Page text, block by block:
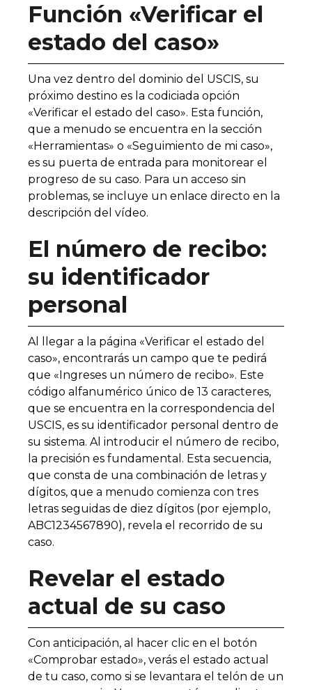
Función «Verificar el
estado del caso»
Una vez dentro del dominio del USCIS, su
próximo destino es la codiciada opción
«Verificar el estado del caso». Esta función,
que a menudo se encuentra en la sección
«Herramientas» o «Seguimiento de mi caso»,
es su puerta de entrada para monitorear el
progreso de su caso. Para un acceso sin
problemas, se incluye un enlace directo en la
descripción del vídeo.
El número de recibo:
su identificador
personal
Al llegar a la página «Verificar el estado del
caso», encontrarás un campo que te pedirá
que «Ingreses un número de recibo». Este
código alfanumérico único de 13 caracteres,
que se encuentra en la correspondencia del
USCIS, es su identificador personal dentro de
su sistema. Al introducir el número de recibo,
la precisión es fundamental. Esta secuencia,
que consta de una combinación de letras y
dígitos, que a menudo comienza con tres
letras seguidas de diez dígitos (por ejemplo,
ABC1234567890), revela el recorrido de su
caso.
Revelar el estado
actual de su caso
Con anticipación, al hacer clic en el botón
«Comprobar estado», verás el estado actual
de tu caso, como si se levantara el telón de un